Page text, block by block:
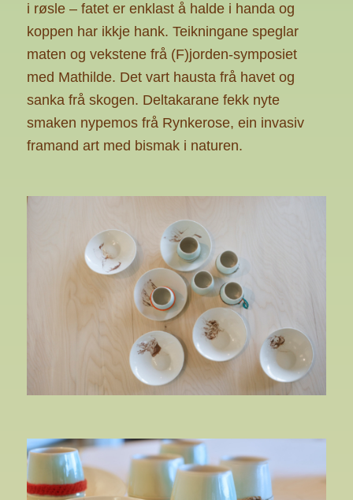
i røsle – fatet er enklast å halde i handa og
koppen har ikkje hank. Teikningane speglar
maten og vekstene frå (F)jorden-symposiet
med Mathilde. Det vart hausta frå havet og
sanka frå skogen. Deltakarane fekk nyte
smaken nypemos frå Rynkerose, ein invasiv
framand art med bismak i naturen.